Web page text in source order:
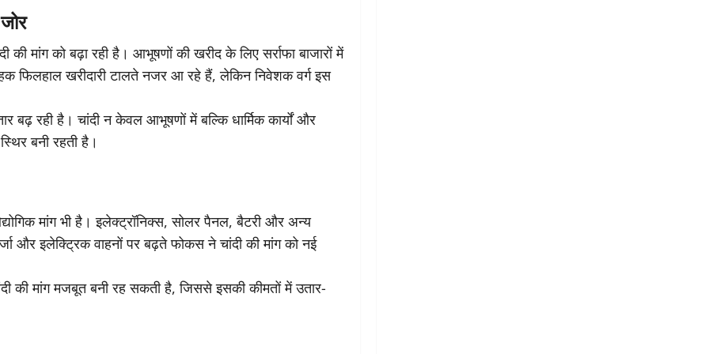
की मांग को बढ़ा रही है। आभूषणों की खरीद के लिए सर्राफा बाजारों में
फिलहाल खरीदारी टालते नजर आ रहे हैं, लेकिन निवेशक वर्ग इस
बढ़ रही है। चांदी न केवल आभूषणों में बल्कि धार्मिक कार्यों और
बनी रहती है।
मांग भी है। इलेक्ट्रॉनिक्स, सोलर पैनल, बैटरी और अन्य
और इलेक्ट्रिक वाहनों पर बढ़ते फोकस ने चांदी की मांग को नई
की मांग मजबूत बनी रह सकती है, जिससे इसकी कीमतों में उतार-